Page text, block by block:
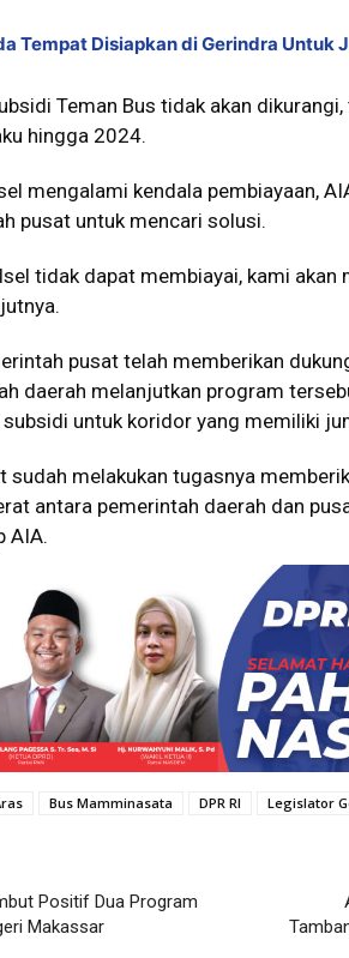
Tempat Disiapkan di Gerindra Untuk
Teman Bus tidak akan
hingga 2024.
mengalami kendala pembiayaan,
pusat untuk mencari solusi.
tidak dapat membiayai, kami
pusat telah memberikan
daerah melanjutkan program
untuk koridor yang memiliki
sudah melakukan tugasnya
antara pemerintah daerah dan
AIA.
Bus Mamminasata DPR RI Legislator
Positif Dua Program
Makassar